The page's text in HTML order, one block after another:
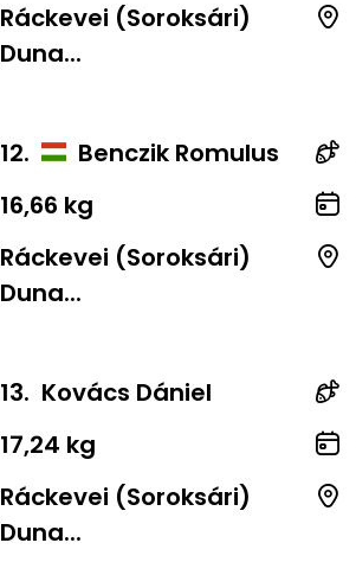
Ráckevei (Soroksári)
Duna...
12. Benczik Romulus
16,66 kg
Ráckevei (Soroksári)
Duna...
13. Kovács Dániel
17,24 kg
Ráckevei (Soroksári)
Duna...